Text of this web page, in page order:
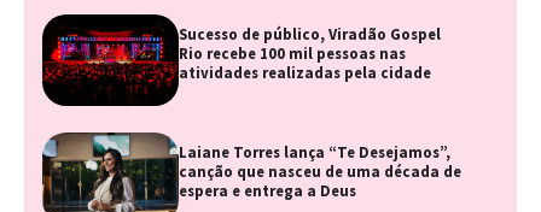
Sucesso de público, Viradão Gospel
Rio recebe 100 mil pessoas nas
atividades realizadas pela cidade
Laiane Torres lança “Te Desejamos”,
canção que nasceu de uma década de
espera e entrega a Deus